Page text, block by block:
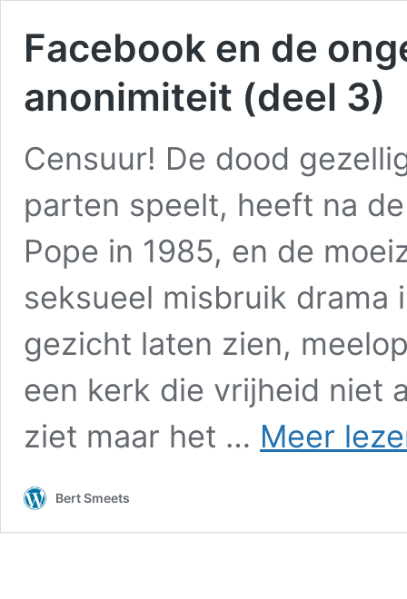
Facebook en de
anonimiteit (deel 3)
Censuur! De dood
parten speelt, heeft na
Pope in 1985, en de
seksueel misbruik drama
gezicht laten zien,
een kerk die vrijheid niet
ziet maar het … Meer
Bert Smeets